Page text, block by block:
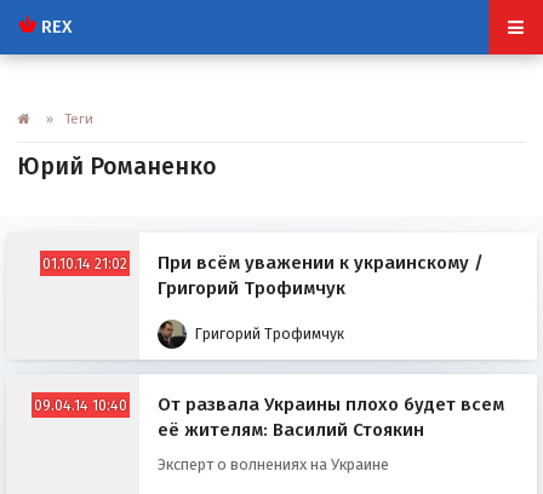
REX
» Теги
Юрий Романенко
01.10.14 21:02
При всём уважении к украинскому /
Григорий Трофимчук
Григорий Трофимчук
09.04.14 10:40
От развала Украины плохо будет всем
её жителям: Василий Стоякин
Эксперт о волнениях на Украине